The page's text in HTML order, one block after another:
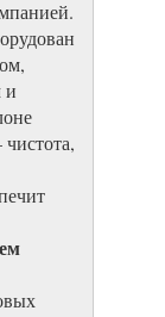
и